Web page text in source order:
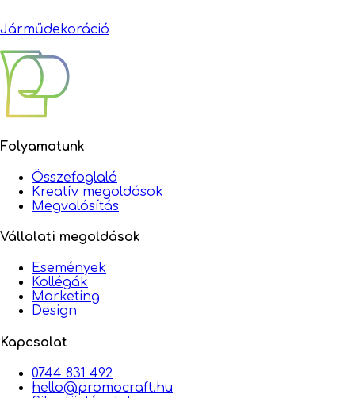
Járműdekoráció
Folyamatunk
Összefoglaló
Kreatív megoldások
Megvalósítás
Vállalati megoldások
Események
Kollégák
Marketing
Design
Kapcsolat
0744 831 492
hello@promocraft.hu